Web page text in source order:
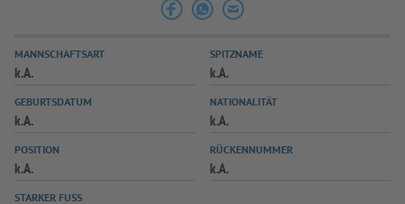
SPIELPLUS
MANNSCHAFTSART
k.A.
SPITZNAME
k.A.
GEBURTSDATUM
k.A.
NATIONALITÄT
k.A.
POSITION
k.A.
RÜCKENNUMMER
k.A.
STARKER FUSS